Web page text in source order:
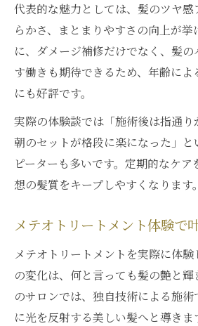
髪悩み別に適したメテオ
髪質やダメージに合うメ
ト
ケア方法を知ってメテオ
果UP
メテオトリートメントで
大人女性が満足するメテオト
び方
用術
サロン選びで差がつくメ
ト体験
カウンセリング重視のメ
ト選択法
代表的な魅力としては、髪のツヤ感
らかさ、まとまりやすさの向上が挙
に、ダメージ補修だけでなく、髪
す働きも期待できるため、年齢に
にも好評です。
実際の体験談では「施術後は指通り
朝のセットが格段に楽になった」と
ピーターも多いです。定期的なケア
想の髪質をキープしやすくなります。
メテオトリートメント体験で
メテオトリートメントを実際に体
の変化は、何と言っても髪の艶と輝
のサロンでは、独自技術による施術
に光を反射する美しい髪へと導きま